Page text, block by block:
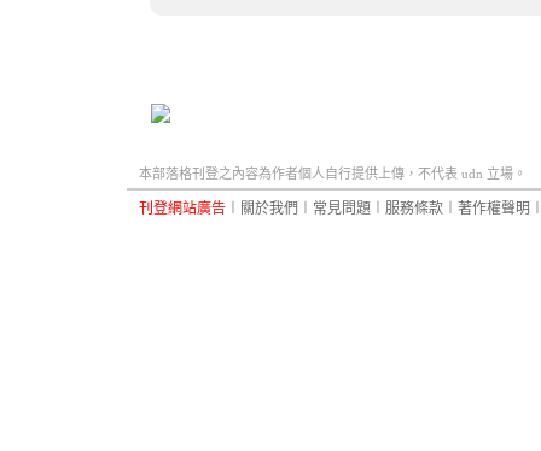
本部落格刊登之內容為作者個人自行提供上傳，不代表 udn 立場。
刊登網站廣告 關於我們 常見問題 服務條款 著作權聲明